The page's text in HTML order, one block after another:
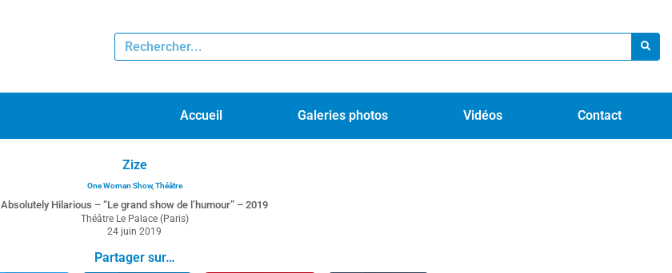
Accueil Galeries photos Vidéos Contact
Zize
One Woman Show,Théâtre
Absolutely Hilarious – “Le grand show de l’humour” – 2019
Théâtre Le Palace (Paris)
24 juin 2019
Partager sur…